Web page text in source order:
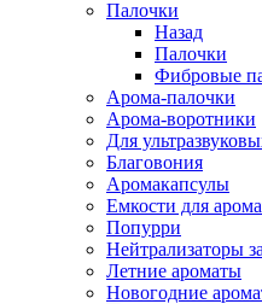
Палочки
Назад
Палочки
Фибровые
Арома-палочки
Арома-воротники
Для
Благовония
Аромакапсулы
Емкости для
Попурри
Нейтрализаторы
Летние ароматы
Новогодние